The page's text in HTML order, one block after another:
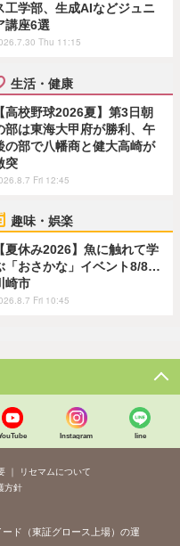
工学部、生成AIなどジュニ
講座6選
Thu 11:15
生活・健康
【高校野球2026夏】第3日朝
部は東海大甲府が勝利、午
の部で八幡商と健大高崎が
突
Fri 12:45
趣味・娯楽
【夏休み2026】魚に触れて学
「おさかな」イベント8/8…
崎市
Fri 10:45
Instagram line
リセマムについて
方針
ド（東証グロース上場）の運